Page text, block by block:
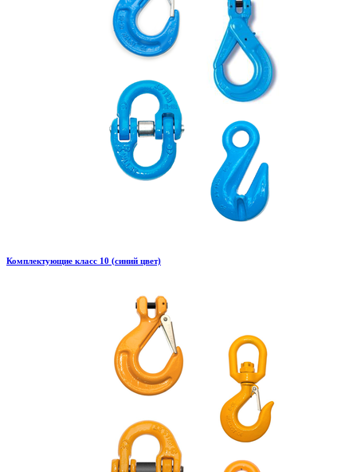
Комплектующие класс 10 (синий цвет)